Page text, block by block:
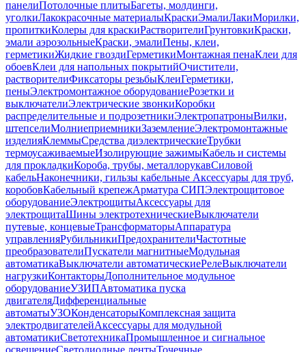
панелиПотолочные плитыБагеты, молдинги,
уголкиЛакокрасочные материалыКраскиЭмалиЛакиМорилки,
пропиткиКолеры для краскиРастворителиГрунтовкиКраски,
эмали аэрозольныеКраски, эмалиПены, клеи,
герметикиЖидкие гвоздиГерметикиМонтажная пенаКлеи для
обоевКлеи для напольных покрытийОчистители,
растворителиФиксаторы резьбыКлеиГерметики,
пеныЭлектромонтажное оборудованиеРозетки и
выключателиЭлектрические звонкиКоробки
распределительные и подрозетникиЭлектропатроныВилки,
штепселиМолниеприемникиЗаземлениеЭлектромонтажные
изделияКлеммыСредства диэлектрическиеТрубки
термоусаживаемыеИзолирующие зажимыКабель и системы
для прокладкиКороба, трубы, металлорукавСиловой
кабельНаконечники, гильзы кабельные Аксессуары для труб,
коробовКабельный крепежАрматура СИПЭлектрощитовое
оборудованиеЭлектрощитыАксессуары для
электрощитаШины электротехническиеВыключатели
путевые, концевыеТрансформаторыАппаратура
управленияРубильникиПредохранителиЧастотные
преобразователиПускатели магнитныеМодульная
автоматикаВыключатели автоматическиеРелеВыключатели
нагрузкиКонтакторыДополнительное модульное
оборудованиеУЗИПАвтоматика пуска
двигателяДифференциальные
автоматыУЗОКонденсаторыКомплексная защита
электродвигателейАксессуары для модульной
автоматикиСветотехникаПромышленное и сигнальное
освещениеСветодиодные лентыТочечные